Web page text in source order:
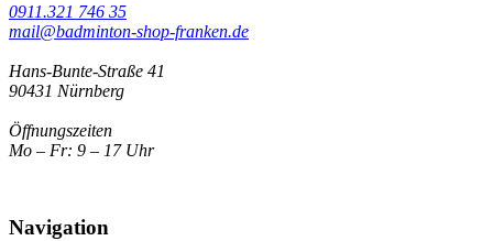
0911.321 746 35
mail@badminton-shop-franken.de
Hans-Bunte-Straße 41
90431 Nürnberg
Öffnungszeiten
Mo – Fr: 9 – 17 Uhr
Navigation